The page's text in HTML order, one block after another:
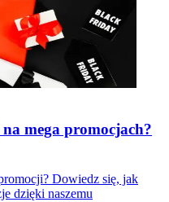
mega promocjach?
Dowiedz się, jak
dzięki naszemu